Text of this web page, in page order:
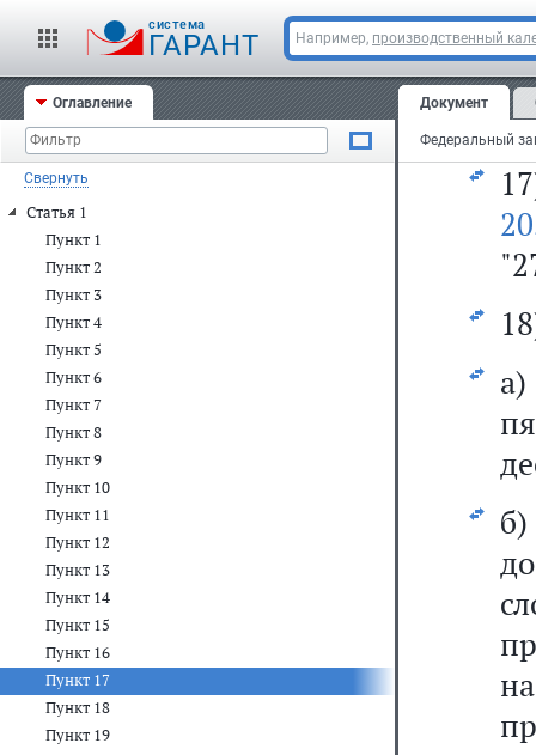
cистема
ГАРАНТ Например, производственный
Оглавление
Свернуть
Статья 1
Пункт 1
Пункт 2
Пункт 3
Пункт 4
Пункт 5
Пункт 6
Пункт 7
Пункт 8
Пункт 9
Пункт 10
Пункт 11
Пункт 12
Пункт 13
Пункт 14
Пункт 15
Пункт 16
Пункт 17
Пункт 18
Пункт 19
Документ